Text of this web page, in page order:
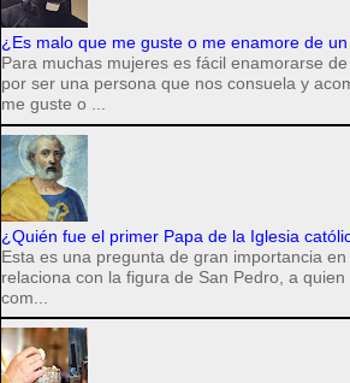
¿Es malo que me guste o me enamore de
Para muchas mujeres es fácil enamorarse
por ser una persona que nos consuela y
me guste o ...
¿Quién fue el primer Papa de la Iglesia
Esta es una pregunta de gran importancia
relaciona con la figura de San Pedro, a
com...